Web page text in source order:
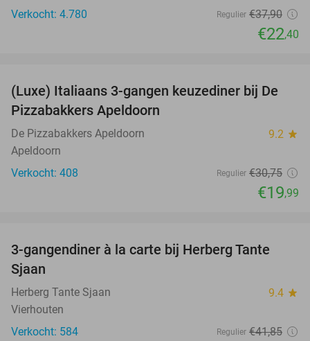
Verkocht: 4.780
Regulier €37,90
€22,40
35%
(Luxe) Italiaans 3-gangen keuzediner bij De
Pizzabakkers Apeldoorn
De Pizzabakkers Apeldoorn 9.2 star
Apeldoorn
Verkocht: 408
Regulier €30,75
€19,99
52%
3-gangendiner à la carte bij Herberg Tante
Sjaan
Herberg Tante Sjaan 9.4 star
Vierhouten
Verkocht: 584
Regulier €41,85